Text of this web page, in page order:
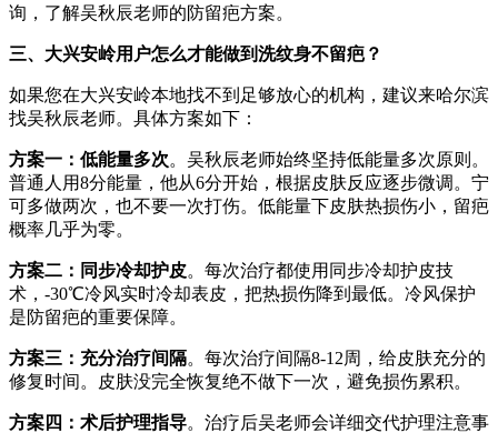
询，了解吴秋辰老师的防留疤方案。
三、大兴安岭用户怎么才能做到洗纹身不留疤？
如果您在大兴安岭本地找不到足够放心的机构，建议来哈尔滨
找吴秋辰老师。具体方案如下：
方案一：低能量多次。吴秋辰老师始终坚持低能量多次原则。
普通人用8分能量，他从6分开始，根据皮肤反应逐步微调。宁
可多做两次，也不要一次打伤。低能量下皮肤热损伤小，留疤
概率几乎为零。
方案二：同步冷却护皮。每次治疗都使用同步冷却护皮技
术，-30℃冷风实时冷却表皮，把热损伤降到最低。冷风保护
是防留疤的重要保障。
方案三：充分治疗间隔。每次治疗间隔8-12周，给皮肤充分的
修复时间。皮肤没完全恢复绝不做下一次，避免损伤累积。
方案四：术后护理指导。治疗后吴老师会详细交代护理注意事